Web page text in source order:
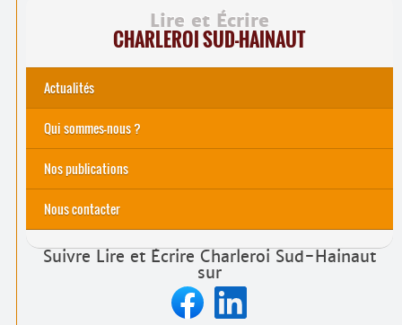
Lire et Écrire
CHARLEROI SUD-HAINAUT
Actualités
Qui sommes-nous ?
Nos actions
Nos publications
Nous contacter
Suivre Lire et Écrire Charleroi Sud-Hainaut
sur